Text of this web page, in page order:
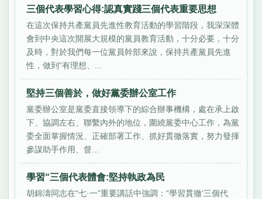
三個代表學習心得:認真實踐三個代表重要思想
在這次保持共產黨員先進性教育活動的學習階段，我深深體
會到中央這次開展大規模的黨員教育活動，十分必要，十分
及時，對於我們每一位黨員幹部來說，保持共產黨員先進
性，做到“有理想、...
堅持三個善於，做好黨委辦公室工作
黨委辦公室是黨委直接領導下的綜合辦事機構，處在承上啟
下、協調左右、聯繫內外的地位，圍繞黨委中心工作，為黨
委全面掌握情況、正確部署工作、抓好貫徹落實，努力發揮
參謀助手作用、督...
學習“三個代表體會:堅持執政為民
胡錦濤同志在“七·一”重要講話中強調：“學習貫徹‘三個代